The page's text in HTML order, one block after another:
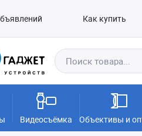
Как купить
Видеосъёмка Объективы и